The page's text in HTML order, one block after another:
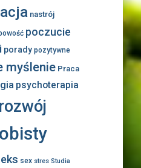
nastrój
poczucie
porady pozytywne
myślenie Praca
psychoterapia
rozwój
sex stres Studia